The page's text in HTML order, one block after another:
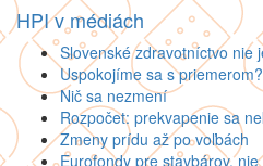
HPI v médiách
Slovenské zdravotníctvo nie
Uspokojíme sa s priemerom?
Nič sa nezmení
Rozpočet: prekvapenie sa
Zmeny prídu až po voľbách
Eurofondy pre stavbárov,